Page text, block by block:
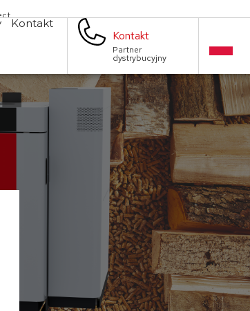
Kontakt
Kontakt
Partner
dystrybucyjny